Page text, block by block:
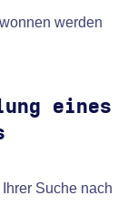
werden
eines
Suche nach